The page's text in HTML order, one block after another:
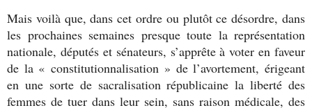
Mais voilà que, dans cet ordre ou plutôt ce désordre, dans
les prochaines semaines presque toute la représentation
nationale, députés et sénateurs, s’apprête à voter en faveur
de la « constitutionnalisation » de l’avortement, érigeant
en une sorte de sacralisation républicaine la liberté des
femmes de tuer dans leur sein, sans raison médicale, des